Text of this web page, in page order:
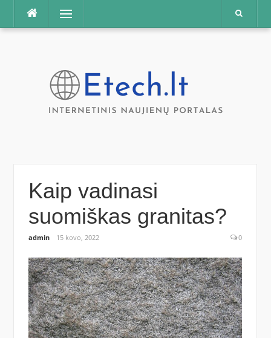
Praleisti
Meniu
Kaip vadinasi
suomiškas granitas?
admin 15 kovo, 2022 0